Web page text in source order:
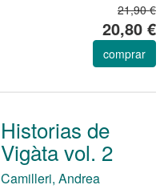
21,90 €
20,80 €
comprar
Historias de
Vigàta vol. 2
Camilleri, Andrea